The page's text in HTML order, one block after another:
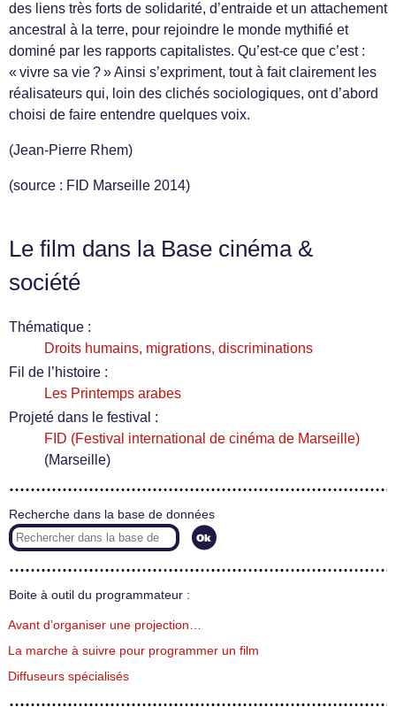
des liens très forts de solidarité, d’entraide et un attachement
ancestral à la terre, pour rejoindre le monde mythifié et
dominé par les rapports capitalistes. Qu’est-ce que c’est :
« vivre sa vie ? » Ainsi s’expriment, tout à fait clairement les
réalisateurs qui, loin des clichés sociologiques, ont d’abord
choisi de faire entendre quelques voix.
(Jean-Pierre Rhem)
(source : FID Marseille 2014)
Le film dans la Base cinéma &
société
Thématique :
Droits humains, migrations, discriminations
Fil de l’histoire :
Les Printemps arabes
Projeté dans le festival :
FID (Festival international de cinéma de Marseille)
(Marseille)
Recherche dans la base de données
Boite à outil du programmateur :
Avant d’organiser une projection…
La marche à suivre pour programmer un film
Diffuseurs spécialisés